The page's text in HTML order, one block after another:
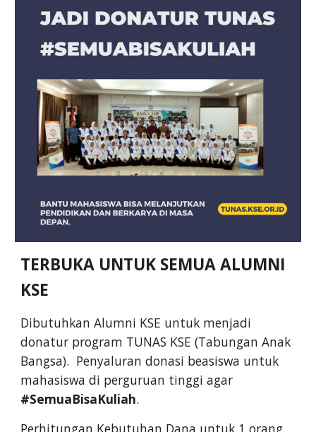
TERBUKA UNTUK SEMUA ALUMNI
KSE
Dibutuhkan Alumni KSE untuk menjadi
donatur program TUNAS KSE (Tabungan Anak
Bangsa). Penyaluran donasi beasiswa untuk
mahasiswa di perguruan tinggi agar
#SemuaBisaKuliah.
Perhitungan Kebutuhan Dana untuk 1 orang